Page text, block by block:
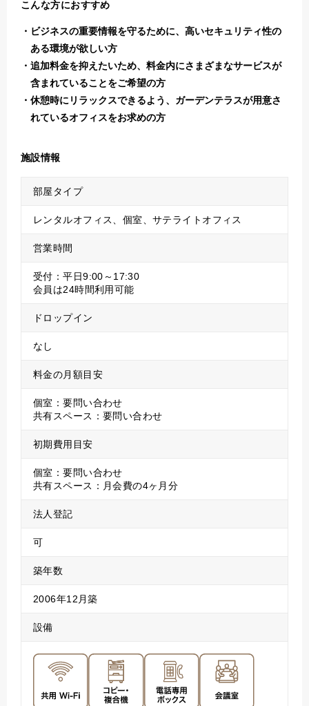
こんな方におすすめ
ビジネスの重要情報を守るために、高いセキュリティ性の
ある環境が欲しい方
追加料金を抑えたいため、料金内にさまざまなサービスが
含まれていることをご希望の方
休憩時にリラックスできるよう、ガーデンテラスが用意さ
れているオフィスをお求めの方
施設情報
部屋タイプ
レンタルオフィス、個室、サテライトオフィス
営業時間
受付：平日9:00～17:30
会員は24時間利用可能
ドロップイン
なし
料金の月額目安
個室：要問い合わせ
共有スペース：要問い合わせ
初期費用目安
個室：要問い合わせ
共有スペース：月会費の4ヶ月分
法人登記
可
築年数
2006年12月築
設備